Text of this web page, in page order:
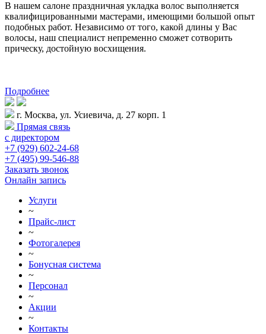
В нашем салоне праздничная укладка волос выполняется
квалифицированными мастерами, имеющими большой опыт
подобных работ. Независимо от того, какой длины у Вас
волосы, наш специалист непременно сможет сотворить
прическу, достойную восхищения.
Подробнее
г. Москва, ул. Усиевича, д. 27 корп. 1
Прямая связь
с директором
+7 (929) 602-24-68
+7 (495) 99-546-88
Заказать звонок
Онлайн запись
Услуги
~
Прайс-лист
~
Фотогалерея
~
Бонусная система
~
Персонал
~
Акции
~
Контакты